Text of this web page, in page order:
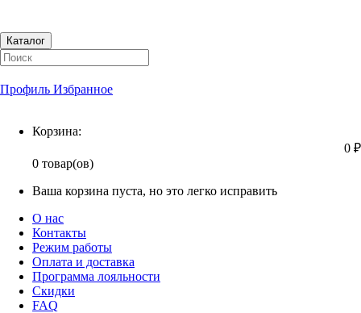
Каталог
Профиль Избранное
Корзина:
0 ₽
0 товар(ов)
Ваша корзина пуста, но это легко исправить
О нас
Контакты
Режим работы
Оплата и доставка
Программа лояльности
Скидки
FAQ